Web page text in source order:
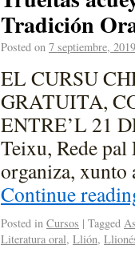
Tradición
Posted on 7 septiembre, 2019
EL CURSU
GRATUITA,
ENTRE’L 21
Teixu, Rede
organiza,
Continue
Posted in Cursos | Tagged
Literatura oral, Llión,